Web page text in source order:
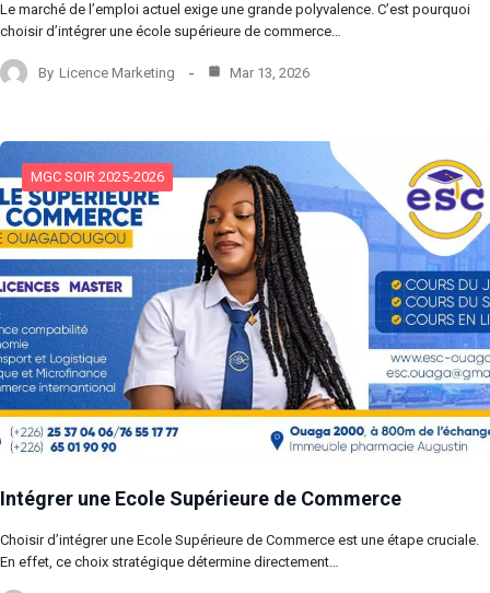
Le marché de l’emploi actuel exige une grande polyvalence. C’est pourquoi
choisir d’intégrer une école supérieure de commerce…
By Licence Marketing Mar 13, 2026
MGC SOIR 2025-2026
Intégrer une Ecole Supérieure de Commerce
Choisir d’intégrer une Ecole Supérieure de Commerce est une étape cruciale.
En effet, ce choix stratégique détermine directement…